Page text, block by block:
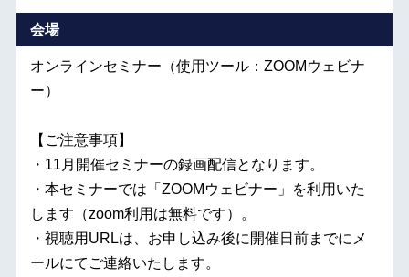
会場
オンラインセミナー（使用ツール：ZOOMウェビナ
ー）
【ご注意事項】
・11月開催セミナーの録画配信となります。
・本セミナーでは「ZOOMウェビナー」を利用いた
します（zoom利用は無料です）。
・視聴用URLは、お申し込み後に開催日前までにメ
ールにてご連絡いたします。